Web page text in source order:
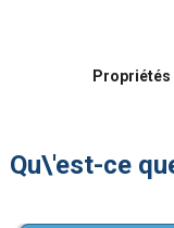
Propriétés
Qu\'est-ce